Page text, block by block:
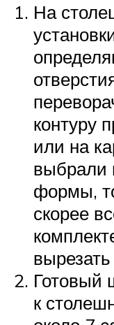
На
контуру
или на
выбрали
формы,
скорее
Готовый
к